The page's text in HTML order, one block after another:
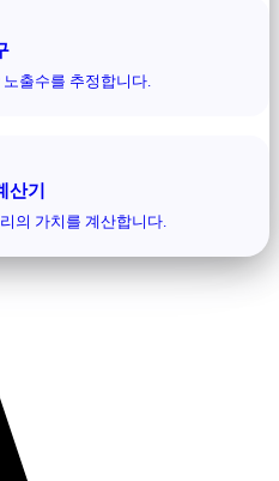
출수를 추정합니다.
산기
의 가치를 계산합니다.